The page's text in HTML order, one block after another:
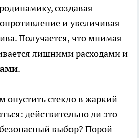
создавая
и увеличивая
Получается, что мнимая
лишними расходами и
.
опустить стекло в жаркий
действительно ли это
выбор? Порой